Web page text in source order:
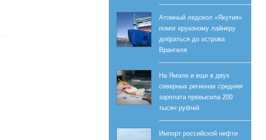
Атомный ледокол «Якутия»
помог круизному лайнеру
добраться до острова
Врангеля
На Ямале и еще в двух
северных регионах средняя
зарплата превысила 200
тысяч рублей
Импорт российской нефти